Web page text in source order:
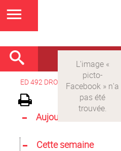
ED 492 DROIT > Version française
Aujourd'hui
Cette semaine